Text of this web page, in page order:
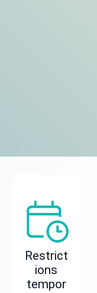
Restrict
ions
tempor